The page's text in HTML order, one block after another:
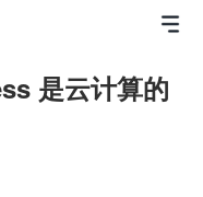
是云计算的